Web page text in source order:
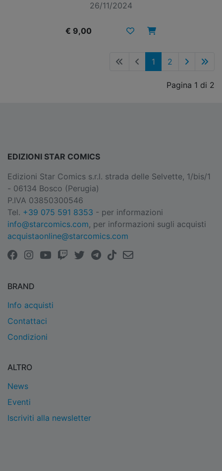
26/11/2024
€ 9,00
1 2
Pagina 1 di 2
EDIZIONI STAR COMICS
Edizioni Star Comics s.r.l. strada delle Selvette, 1/bis/1
- 06134 Bosco (Perugia)
P.IVA 03850300546
Tel. +39 075 591 8353 - per informazioni
info@starcomics.com, per informazioni sugli acquisti
acquistaonline@starcomics.com
BRAND
Info acquisti
Contattaci
Condizioni
ALTRO
News
Eventi
Iscriviti alla newsletter